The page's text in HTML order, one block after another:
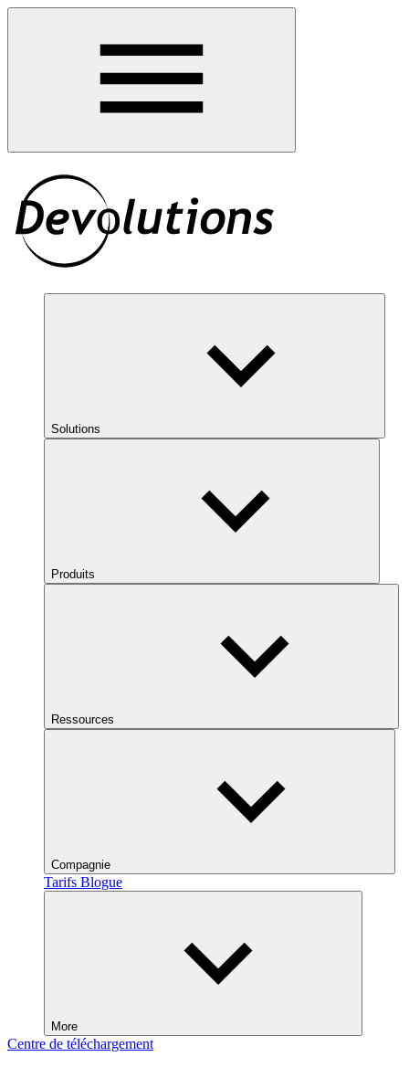
Solutions
Produits
Ressources
Compagnie
Tarifs Blogue
More
Centre de téléchargement